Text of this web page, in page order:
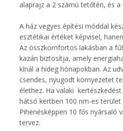
alaprajz a 2 számú tetőtéri, és a
A ház vegyes építési móddal
esztétikai értéket képvisel,
Az összkomfortos lakásban a
kazán biztosítja, amely
kínál a hideg hónapokban. Az
csendes, nyugodt környezetet
élethez. Ha valaki
hátsó kertben 100 nm-es
Pihenésképpen 10 fős nyársaló
tervez.